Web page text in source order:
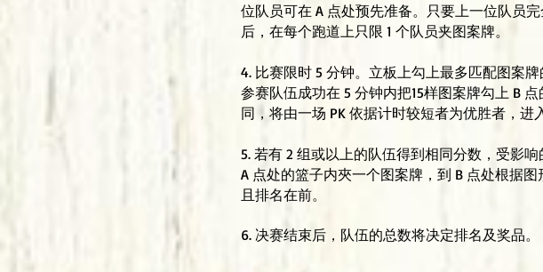
位队员可在 A 点处预先准备。只要上一位队员
后，在每个跑道上只限 1 个队员夹图案牌。
4. 比赛限时 5 分钟。立板上勾上最多匹配图案
参赛队伍成功在 5 分钟内把15样图案牌勾上 B
同，将由一场 PK 依据计时较短者为优胜者，进
5. 若有 2 组或以上的队伍得到相同分数，受影
A 点处的篮子内夾一个图案牌，到 B 点处根据
且排名在前。
6. 决赛结束后，队伍的总数将决定排名及奖品。